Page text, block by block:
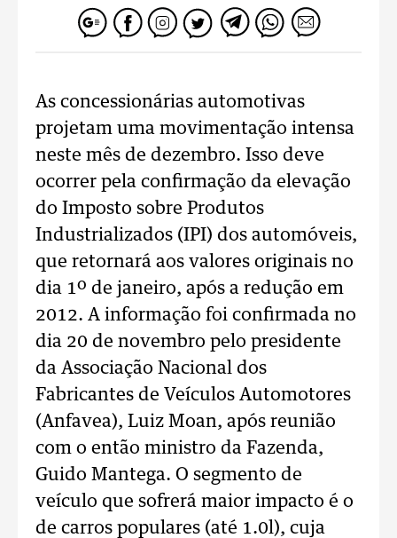
As concessionárias automotivas
projetam uma movimentação intensa
neste mês de dezembro. Isso deve
ocorrer pela confirmação da elevação
do Imposto sobre Produtos
Industrializados (IPI) dos automóveis,
que retornará aos valores originais no
dia 1º de janeiro, após a redução em
2012. A informação foi confirmada no
dia 20 de novembro pelo presidente
da Associação Nacional dos
Fabricantes de Veículos Automotores
(Anfavea), Luiz Moan, após reunião
com o então ministro da Fazenda,
Guido Mantega. O segmento de
veículo que sofrerá maior impacto é o
de carros populares (até 1.0l), cuja